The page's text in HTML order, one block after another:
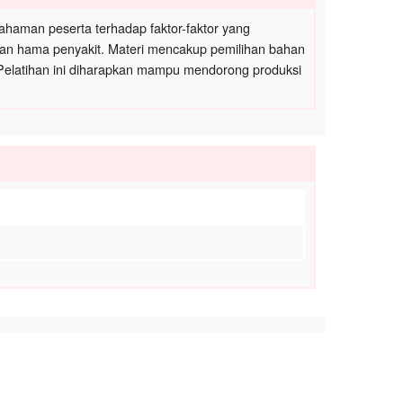
peserta terhadap faktor-faktor yang
hama penyakit. Materi mencakup pemilihan bahan
ini diharapkan mampu mendorong produksi